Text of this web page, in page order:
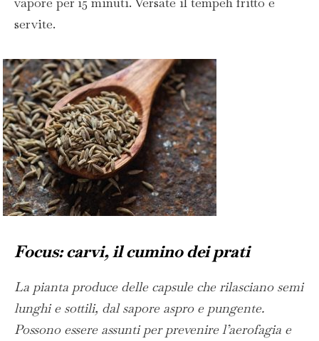
servite.
Focus: carvi, il cumino dei prati
La pianta produce delle capsule che rilasciano semi
lunghi e sottili, dal sapore aspro e pungente.
Possono essere assunti per prevenire l’aerofagia e